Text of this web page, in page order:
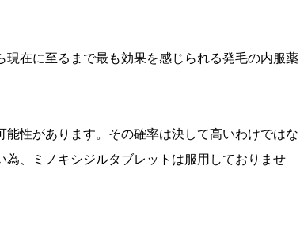
在に至るまで最も効果を感じられる発毛の内服薬
性があります。その確率は決して高いわけではな
、ミノキシジルタブレットは服用しておりませ